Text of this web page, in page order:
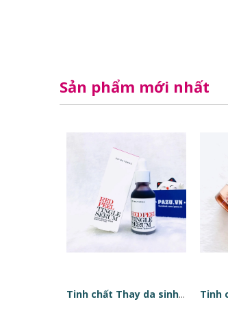
Sản phẩm mới nhất
Tinh chất Thay da sinh học Red Peel Tingle Serum